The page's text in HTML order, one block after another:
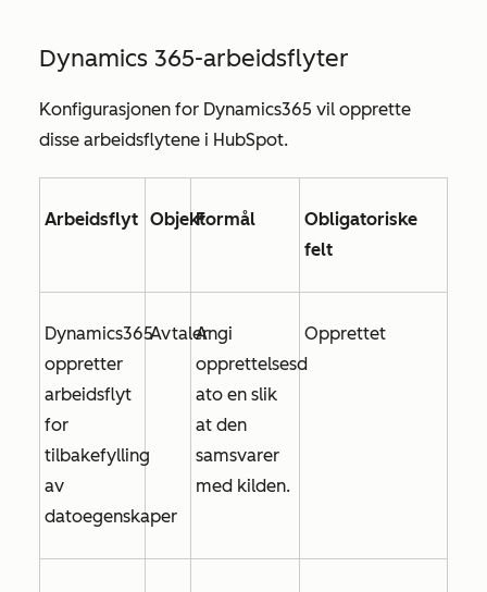
Dynamics 365-arbeidsflyter
Konfigurasjonen for Dynamics365 vil opprette
disse arbeidsflytene i HubSpot.
Arbeidsflyt ObjektFormål
Obligatoriske
felt
Dynamics365
oppretter
arbeidsflyt
for
tilbakefylling
av
datoegenskaper
AvtalerAngi
opprettelsesd
ato en slik
at den
samsvarer
med kilden.
Opprettet